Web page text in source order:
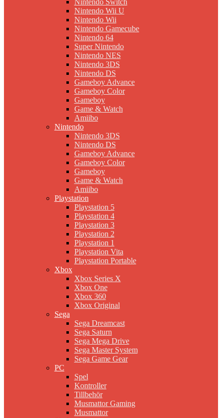
Nintendo Switch
Nintendo Wii U
Nintendo Wii
Nintendo Gamecube
Nintendo 64
Super Nintendo
Nintendo NES
Nintendo 3DS
Nintendo DS
Gameboy Advance
Gameboy Color
Gameboy
Game & Watch
Amiibo
Nintendo
Nintendo 3DS
Nintendo DS
Gameboy Advance
Gameboy Color
Gameboy
Game & Watch
Amiibo
Playstation
Playstation 5
Playstation 4
Playstation 3
Playstation 2
Playstation 1
Playstation Vita
Playstation Portable
Xbox
Xbox Series X
Xbox One
Xbox 360
Xbox Original
Sega
Sega Dreamcast
Sega Saturn
Sega Mega Drive
Sega Master System
Sega Game Gear
PC
Spel
Kontroller
Tillbehör
Musmattor Gaming
Musmattor